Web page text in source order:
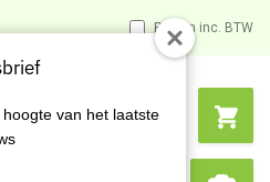
Prijzen inc. BTW
van het laatste